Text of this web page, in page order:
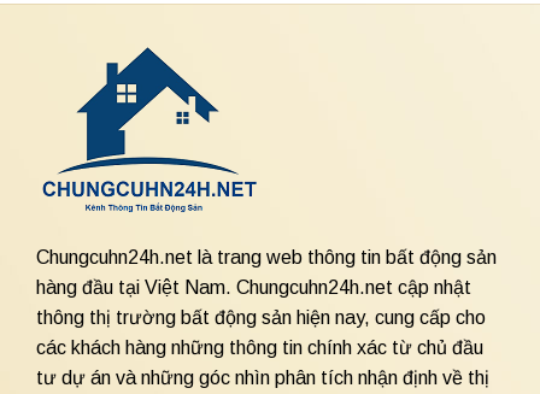
Chungcuhn24h.net là trang web thông tin bất động sản
hàng đầu tại Việt Nam. Chungcuhn24h.net cập nhật
thông thị trường bất động sản hiện nay, cung cấp cho
các khách hàng những thông tin chính xác từ chủ đầu
tư dự án và những góc nhìn phân tích nhận định về thị